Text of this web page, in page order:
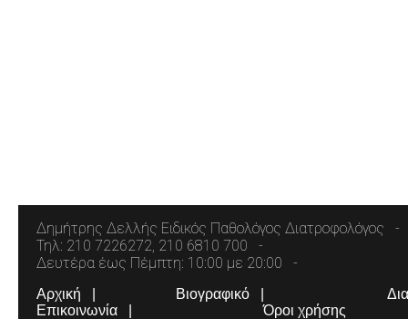
Δημήτρης Δελλής Ειδικός Παθολόγος Διατροφολόγος
Τηλ: 210 7226272, 210 6810 700
Δευτέρα έως Πέμπτη: 10:00 με 20:00
Αρχική Βιογραφικό
Επικοινωνία
Όροι χρήσης